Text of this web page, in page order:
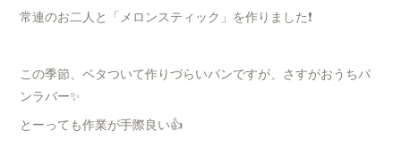
常連のお二人と「メロンスティック」を作りました❗️
この季節、ベタついて作りづらいパンですが、さすがおうちパ
ンラバー✨
とーっても作業が手際良い👍